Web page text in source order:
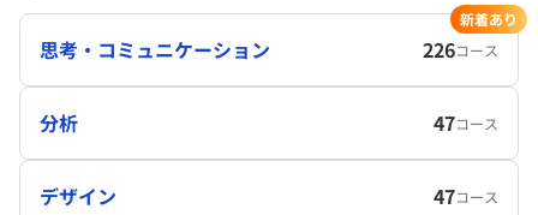
思考・コミュニケーション 226コース
新着あり
分析 47コース
デザイン 47コース